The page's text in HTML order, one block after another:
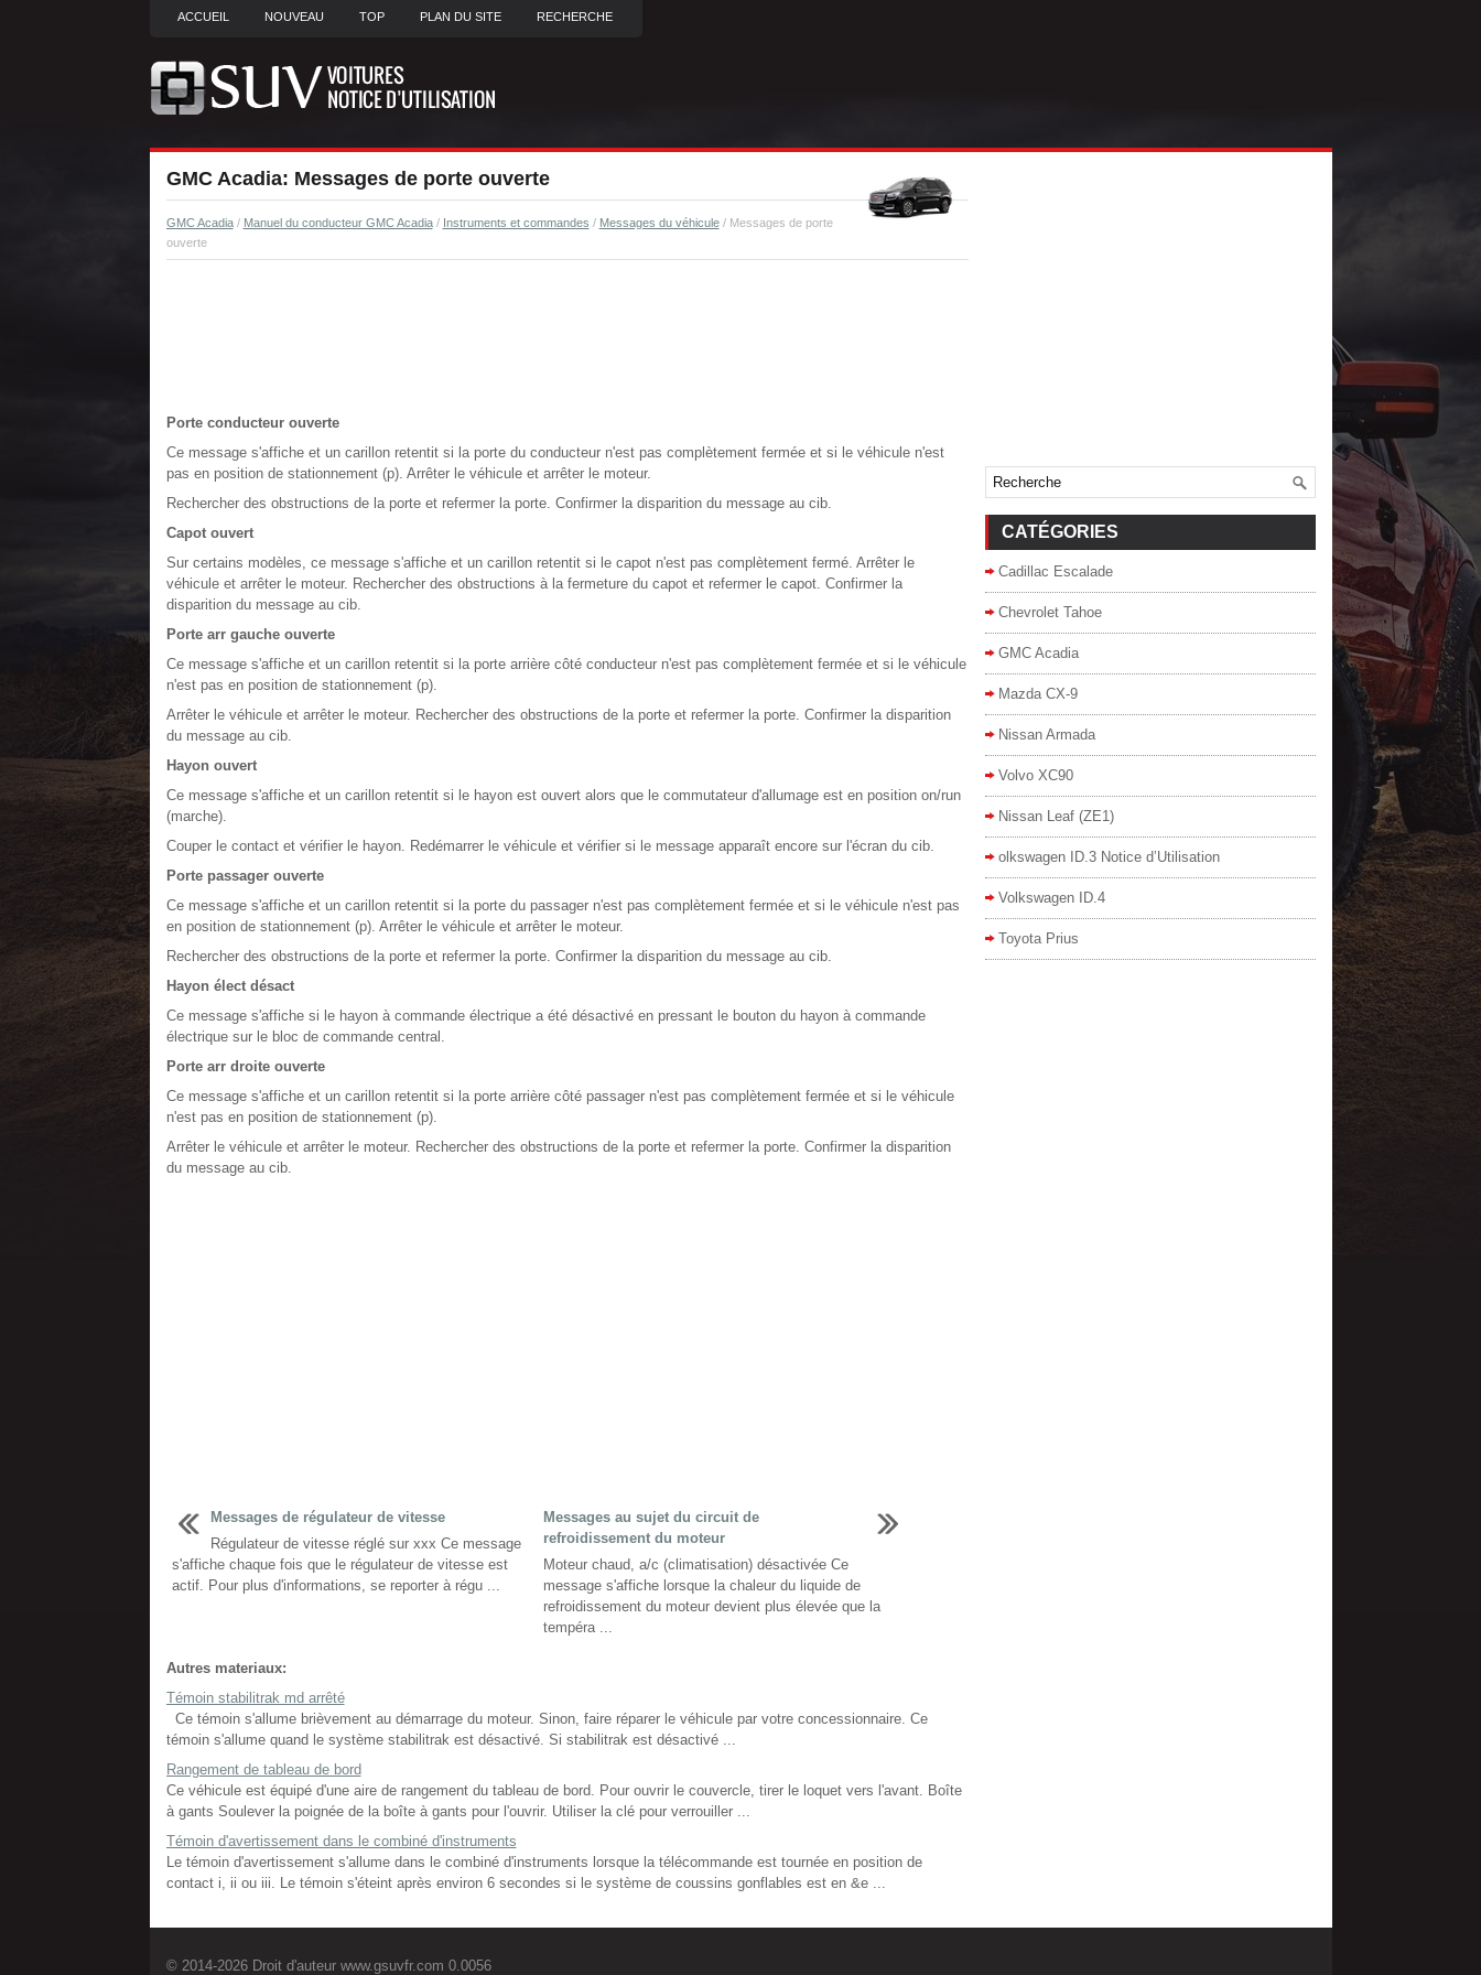
ACCUEIL NOUVEAU TOP PLAN DU SITE RECHERCHE
GMC Acadia: Messages de porte ouverte
GMC Acadia/ Manuel du conducteur GMC Acadia/ Instruments et commandes / Messages du véhicule/ Messages de porte
ouverte
Porte conducteur ouverte
Ce message s'affiche et un carillon retentit si la porte du conducteur n'est pas complètement fermée et si le véhicule n'est
pas en position de stationnement (p). Arrêter le véhicule et arrêter le moteur.
Rechercher des obstructions de la porte et refermer la porte. Confirmer la disparition du message au cib.
Capot ouvert
Sur certains modèles, ce message s'affiche et un carillon retentit si le capot n'est pas complètement fermé. Arrêter le
véhicule et arrêter le moteur. Rechercher des obstructions à la fermeture du capot et refermer le capot. Confirmer la
disparition du message au cib.
Porte arr gauche ouverte
Ce message s'affiche et un carillon retentit si la porte arrière côté conducteur n'est pas complètement fermée et si le véhicule
n'est pas en position de stationnement (p).
Arrêter le véhicule et arrêter le moteur. Rechercher des obstructions de la porte et refermer la porte. Confirmer la disparition
du message au cib.
Hayon ouvert
Ce message s'affiche et un carillon retentit si le hayon est ouvert alors que le commutateur d'allumage est en position on/run
(marche).
Couper le contact et vérifier le hayon. Redémarrer le véhicule et vérifier si le message apparaît encore sur l'écran du cib.
Porte passager ouverte
Ce message s'affiche et un carillon retentit si la porte du passager n'est pas complètement fermée et si le véhicule n'est pas
en position de stationnement (p). Arrêter le véhicule et arrêter le moteur.
Rechercher des obstructions de la porte et refermer la porte. Confirmer la disparition du message au cib.
Hayon élect désact
Ce message s'affiche si le hayon à commande électrique a été désactivé en pressant le bouton du hayon à commande
électrique sur le bloc de commande central.
Porte arr droite ouverte
Ce message s'affiche et un carillon retentit si la porte arrière côté passager n'est pas complètement fermée et si le véhicule
n'est pas en position de stationnement (p).
Arrêter le véhicule et arrêter le moteur. Rechercher des obstructions de la porte et refermer la porte. Confirmer la disparition
du message au cib.
Messages de régulateur de vitesse
Régulateur de vitesse réglé sur xxx Ce message
s'affiche chaque fois que le régulateur de vitesse est
actif. Pour plus d'informations, se reporter à régu ...
Messages au sujet du circuit de
refroidissement du moteur
Moteur chaud, a/c (climatisation) désactivée Ce
message s'affiche lorsque la chaleur du liquide de
refroidissement du moteur devient plus élevée que la
tempéra ...
Autres materiaux:
Témoin stabilitrak md arrêté
Ce témoin s'allume brièvement au démarrage du moteur. Sinon, faire réparer le véhicule par votre concessionnaire. Ce
témoin s'allume quand le système stabilitrak est désactivé. Si stabilitrak est désactivé ...
Rangement de tableau de bord
Ce véhicule est équipé d'une aire de rangement du tableau de bord. Pour ouvrir le couvercle, tirer le loquet vers l'avant. Boîte
à gants Soulever la poignée de la boîte à gants pour l'ouvrir. Utiliser la clé pour verrouiller ...
Témoin d'avertissement dans le combiné d'instruments
Le témoin d'avertissement s'allume dans le combiné d'instruments lorsque la télécommande est tournée en position de
contact i, ii ou iii. Le témoin s'éteint après environ 6 secondes si le système de coussins gonflables est en &e ...
CATÉGORIES
Cadillac Escalade
Chevrolet Tahoe
GMC Acadia
Mazda CX-9
Nissan Armada
Volvo XC90
Nissan Leaf (ZE1)
olkswagen ID.3 Notice d’Utilisation
Volkswagen ID.4
Toyota Prius
© 2014-2026 Droit d'auteur www.gsuvfr.com 0.0056